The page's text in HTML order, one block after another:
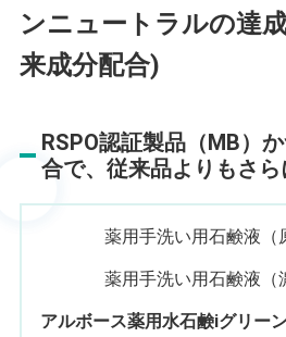
ンニュートラルの達
来成分配合)
RSPO認証製品（MB）
合で、従来品よりもさ
薬用手洗い用石鹸液（
薬用手洗い用石鹸液（
アルボース薬用水石鹸iグリー